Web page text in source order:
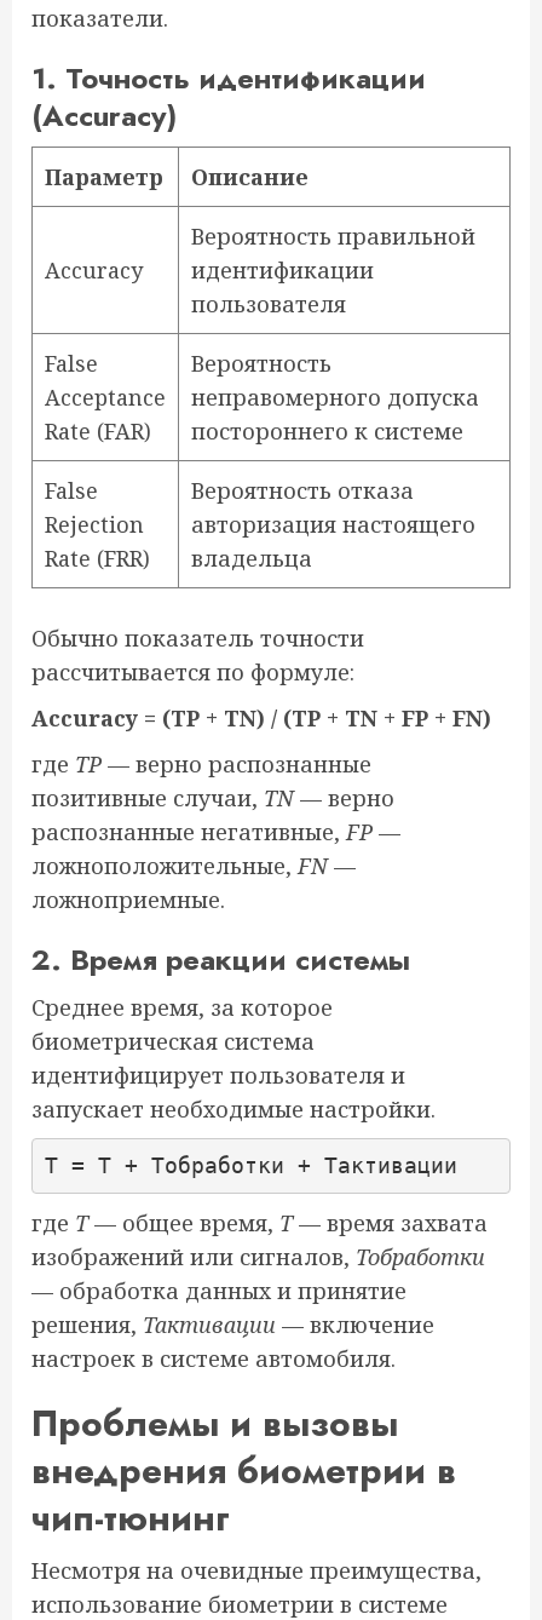
показатели.
1. Точность идентификации
(Accuracy)
Параметр Описание
Accuracy
Вероятность правильной
идентификации
пользователя
False
Acceptance
Rate (FAR)
Вероятность
неправомерного допуска
постороннего к системе
False
Rejection
Rate (FRR)
Вероятность отказа
авторизация настоящего
владельца
Обычно показатель точности
рассчитывается по формуле:
Accuracy = (TP + TN) / (TP + TN + FP + FN)
где TP — верно распознанные
позитивные случаи, TN— верно
распознанные негативные,FP —
ложноположительные,FN—
ложноприемные.
2. Время реакции системы
Среднее время, за которое
биометрическая система
идентифицирует пользователя и
запускает необходимые настройки.
где Т— общее время, Т— время захвата
изображений или сигналов, Тобработки
— обработка данных и принятие
решения, Тактивации — включение
настроек в системе автомобиля.
Проблемы и вызовы
внедрения биометрии в
чип-тюнинг
Несмотря на очевидные преимущества,
использование биометрии в системе